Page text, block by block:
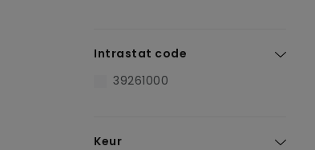
Intrastat code
39261000
Keur